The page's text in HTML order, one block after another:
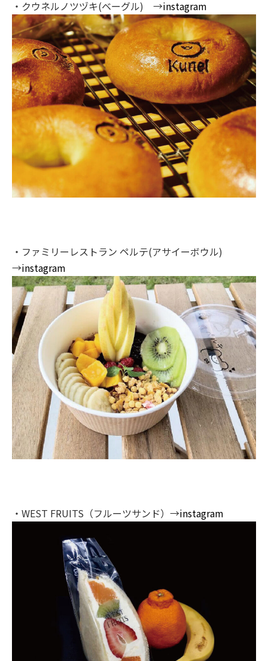
・クウネルノツヅキ(ベーグル) →instagram
・ファミリーレストラン ペルテ(アサイーボウル)
→instagram
・WEST FRUITS（フルーツサンド）→instagram